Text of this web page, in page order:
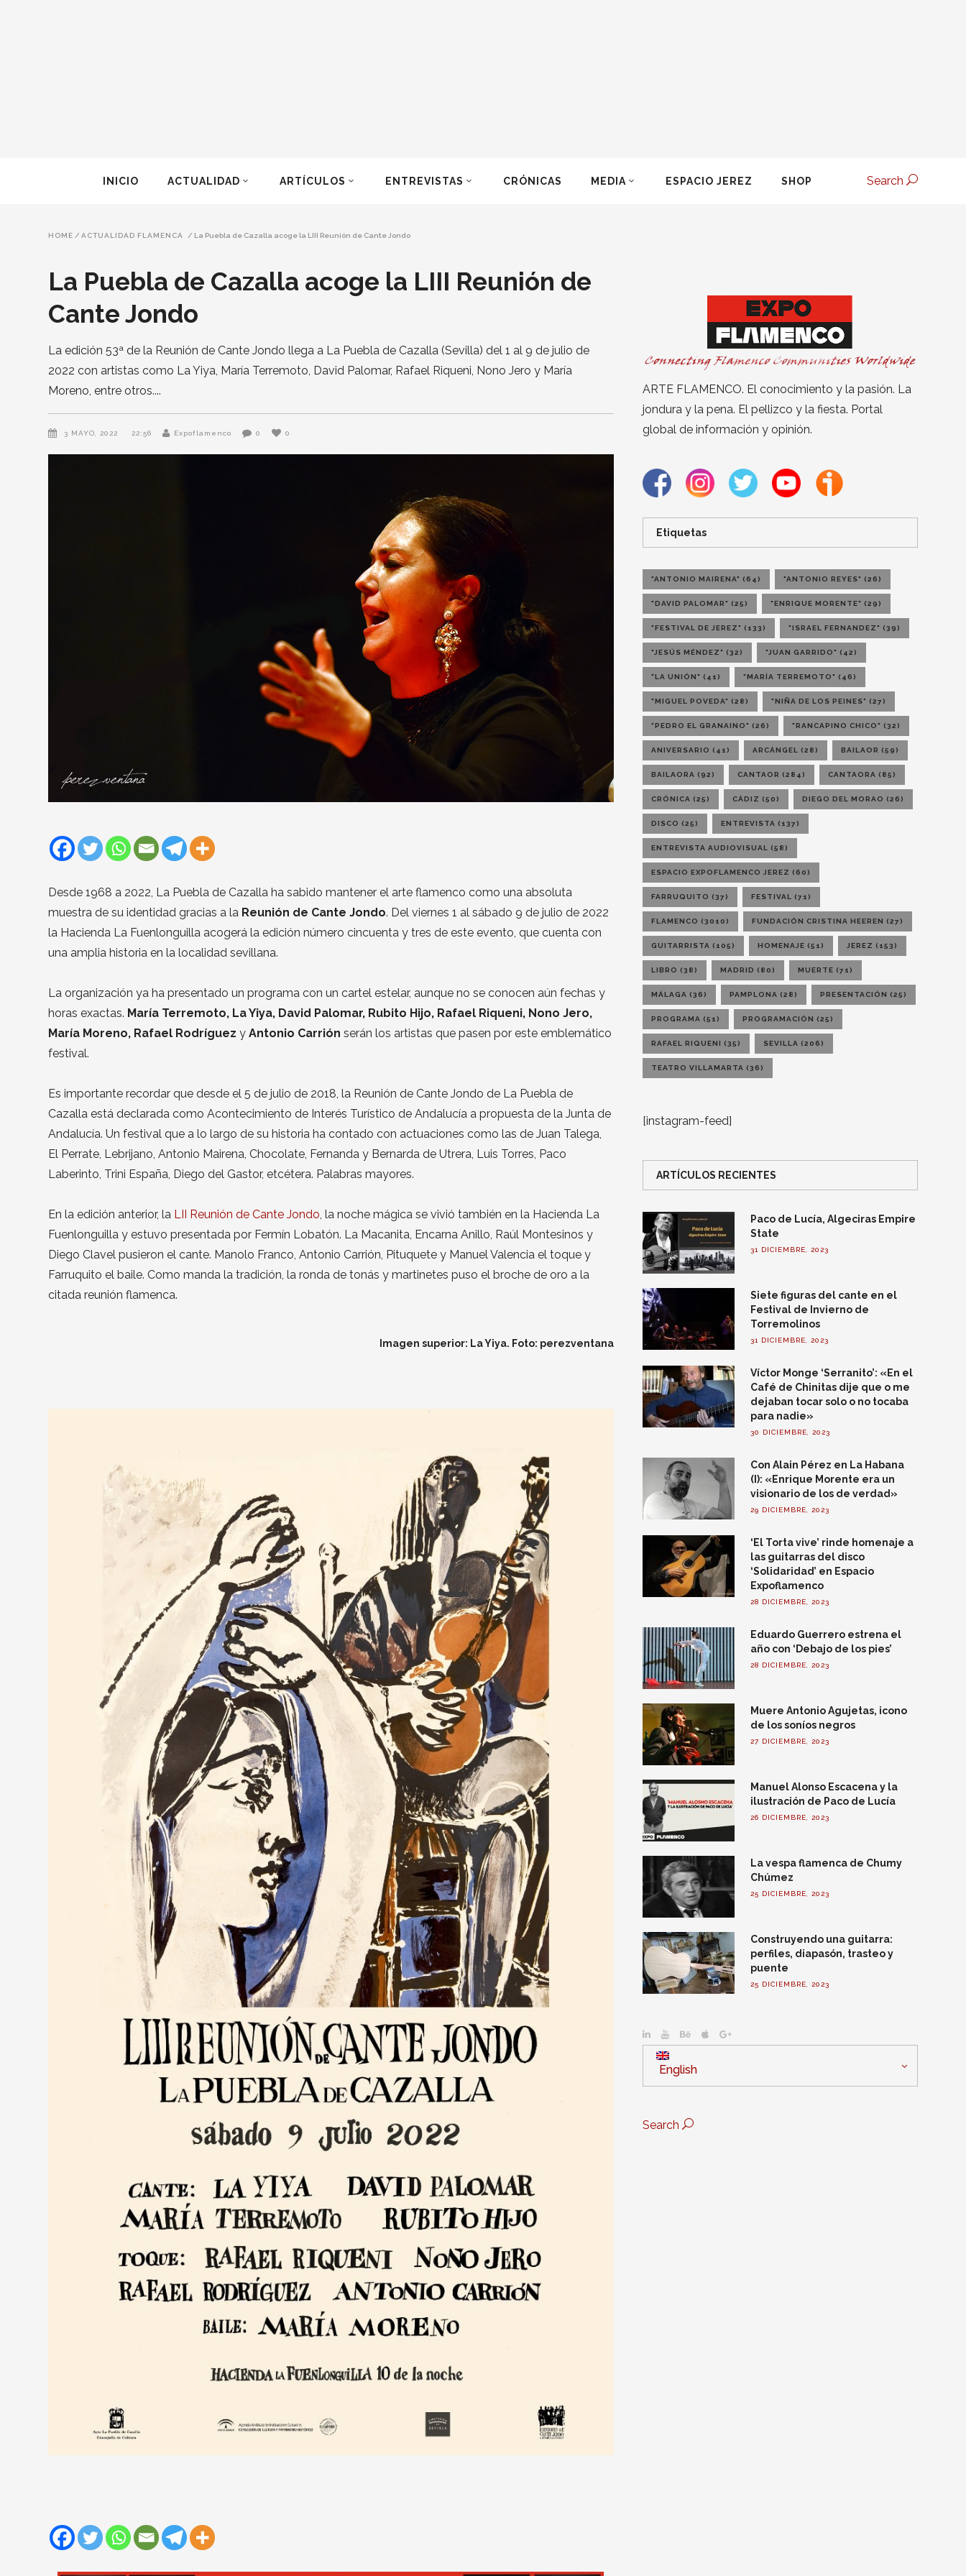
INICIO ACTUALIDAD ARTÍCULOS ENTREVISTAS CRÓNICAS MEDIA ESPACIO JEREZ SHOP Search
HOME / ACTUALIDAD FLAMENCA / La Puebla de Cazalla acoge la LIII Reunión de Cante Jondo
La Puebla de Cazalla acoge la LIII Reunión de
Cante Jondo
La edición 53ª de la Reunión de Cante Jondo llega a La Puebla de Cazalla (Sevilla) del 1 al 9 de julio de
2022 con artistas como La Yiya, María Terremoto, David Palomar, Rafael Riqueni, Nono Jero y María
Moreno, entre otros.
3 MAYO, 2022 22:56 Expoflamenco 0 0
Desde 1968 a 2022, La Puebla de Cazalla ha sabido mantener el arte flamenco como una absoluta
muestra de su identidad gracias a la Reunión de Cante Jondo. Del viernes 1 al sábado 9 de julio de 2022
la Hacienda La Fuenlonguilla acogerá la edición número cincuenta y tres de este evento, que cuenta con
una amplia historia en la localidad sevillana.
La organización ya ha presentado un programa con un cartel estelar, aunque no se conocen aún fechas y
horas exactas. María Terremoto, La Yiya, David Palomar, Rubito Hijo, Rafael Riqueni, Nono Jero,
María Moreno, Rafael Rodríguez yAntonio Carrión serán los artistas que pasen por este emblemático
festival.
Es importante recordar que desde el 5 de julio de 2018, la Reunión de Cante Jondo de La Puebla de
Cazalla está declarada como Acontecimiento de Interés Turístico de Andalucía a propuesta de la Junta de
Andalucía. Un festival que a lo largo de su historia ha contado con actuaciones como las de Juan Talega,
El Perrate, Lebrijano, Antonio Mairena, Chocolate, Fernanda y Bernarda de Utrera, Luis Torres, Paco
Laberinto, Trini España, Diego del Gastor, etcétera. Palabras mayores.
En la edición anterior, la LII Reunión de Cante Jondo, la noche mágica se vivió también en la Hacienda La
Fuenlonguilla y estuvo presentada por Fermín Lobatón. La Macanita, Encarna Anillo, Raúl Montesinos y
Diego Clavel pusieron el cante. Manolo Franco, Antonio Carrión, Pituquete y Manuel Valencia el toque y
Farruquito el baile. Como manda la tradición, la ronda de tonás y martinetes puso el broche de oro a la
citada reunión flamenca.
Imagen superior: La Yiya. Foto: perezventana
ARTE FLAMENCO. El conocimiento y la pasión. La
jondura y la pena. El pellizco y la fiesta. Portal
global de información y opinión.
Etiquetas
"ANTONIO MAIRENA" (64) "ANTONIO REYES" (26)
"DAVID PALOMAR" (25) "ENRIQUE MORENTE" (29)
"FESTIVAL DE JEREZ" (133) "ISRAEL FERNANDEZ" (39)
"JESÚS MÉNDEZ" (32) "JUAN GARRIDO" (42)
"LA UNIÓN" (41) "MARÍA TERREMOTO" (46)
"MIGUEL POVEDA" (28) "NIÑA DE LOS PEINES" (27)
"PEDRO EL GRANAINO" (26) "RANCAPINO CHICO" (32)
ANIVERSARIO (41) ARCÁNGEL (28) BAILAOR (59)
BAILAORA (92) CANTAOR (284) CANTAORA (85)
CRÓNICA (25) CÁDIZ (50) DIEGO DEL MORAO (26)
DISCO (25) ENTREVISTA (137)
ENTREVISTA AUDIOVISUAL (58)
ESPACIO EXPOFLAMENCO JEREZ (60)
FARRUQUITO (37) FESTIVAL (71)
FLAMENCO (3010) FUNDACIÓN CRISTINA HEEREN (27)
GUITARRISTA (105) HOMENAJE (51) JEREZ (153)
LIBRO (38) MADRID (80) MUERTE (71)
MÁLAGA (36) PAMPLONA (28) PRESENTACIÓN (25)
PROGRAMA (51) PROGRAMACIÓN (25)
RAFAEL RIQUENI (35) SEVILLA (206)
TEATRO VILLAMARTA (36)
[instagram-feed]
ARTÍCULOS RECIENTES
Paco de Lucía, Algeciras Empire
State
31 DICIEMBRE, 2023
Siete figuras del cante en el
Festival de Invierno de
Torremolinos
31 DICIEMBRE, 2023
Víctor Monge ‘Serranito’: «En el
Café de Chinitas dije que o me
dejaban tocar solo o no tocaba
para nadie»
30 DICIEMBRE, 2023
Con Alain Pérez en La Habana
(I): «Enrique Morente era un
visionario de los de verdad»
29 DICIEMBRE, 2023
‘El Torta vive’ rinde homenaje a
las guitarras del disco
‘Solidaridad’ en Espacio
Expoflamenco
28 DICIEMBRE, 2023
Eduardo Guerrero estrena el
año con ‘Debajo de los pies’
28 DICIEMBRE, 2023
Muere Antonio Agujetas, icono
de los soníos negros
27 DICIEMBRE, 2023
Manuel Alonso Escacena y la
ilustración de Paco de Lucía
26 DICIEMBRE, 2023
La vespa flamenca de Chumy
Chúmez
25 DICIEMBRE, 2023
Construyendo una guitarra:
perfiles, diapasón, trasteo y
puente
25 DICIEMBRE, 2023
English
Search